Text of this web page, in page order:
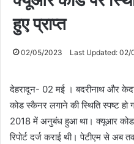
हुए प्राप्त
02/05/2023 Last Updated: 02/
देहरादून- 02 मई । बदरीनाथ और
कोड स्कैनर लगाने की स्थिति स्पष्ट
2018 में अनुबंध हुआ था। क्यूआर कोड
रिपोर्ट दर्ज कराई थी। पेटीएम से